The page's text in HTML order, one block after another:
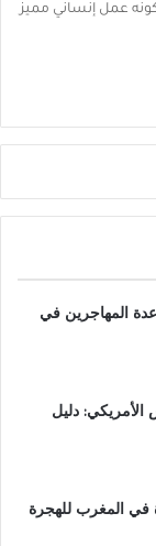
عمل إنساني مميز
المهاجرين في
دليل
في المغرب للهجرة